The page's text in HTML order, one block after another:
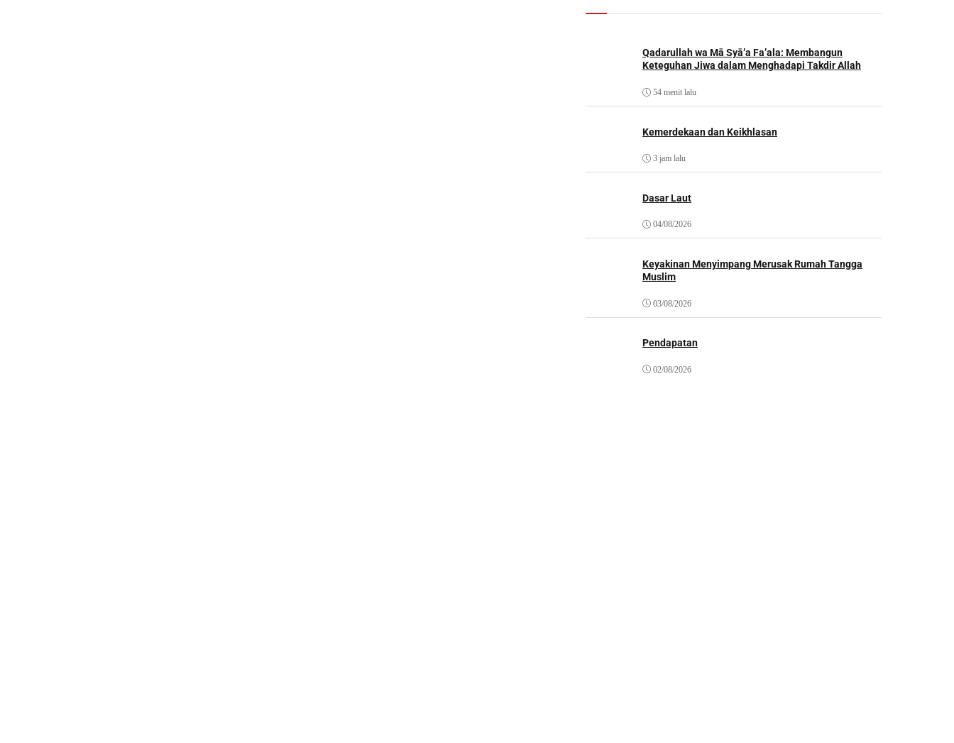
Qadarullah wa Mā Syā’a Fa’ala: Membangun
Keteguhan Jiwa dalam Menghadapi Takdir Allah
54 menit lalu
Kemerdekaan dan Keikhlasan
3 jam lalu
Dasar Laut
04/08/2026
Keyakinan Menyimpang Merusak Rumah Tangga
Muslim
03/08/2026
Pendapatan
02/08/2026